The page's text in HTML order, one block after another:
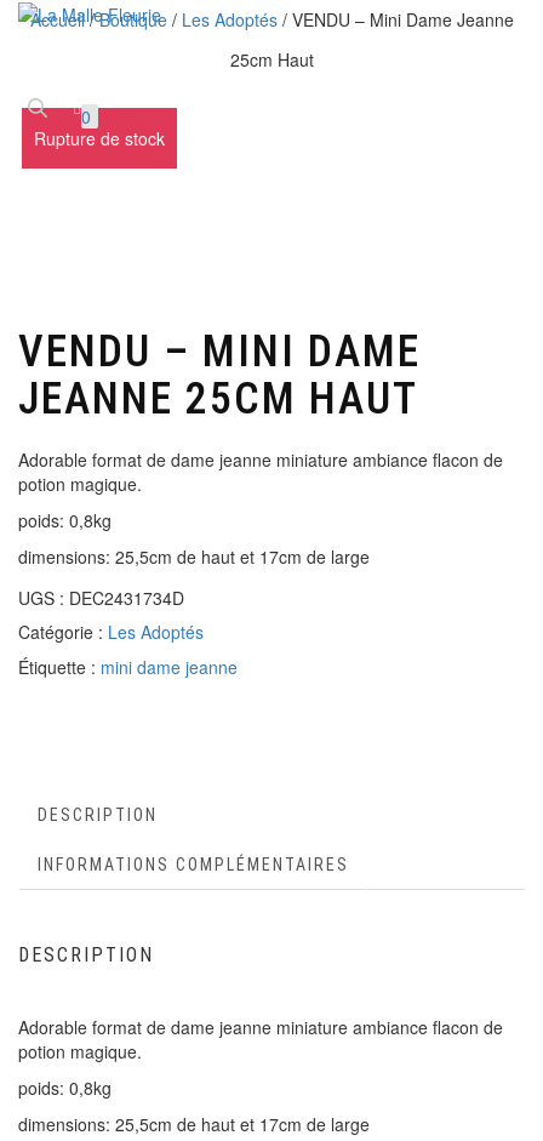
0
Accueil/Boutique/ Les Adoptés/ VENDU – Mini Dame Jeanne
25cm Haut
Rupture de stock
VENDU – MINI DAME
JEANNE 25CM HAUT
Adorable format de dame jeanne miniature ambiance flacon de
potion magique.
poids: 0,8kg
dimensions: 25,5cm de haut et 17cm de large
UGS : DEC2431734D
Catégorie : Les Adoptés
Étiquette : mini dame jeanne
DESCRIPTION
INFORMATIONS COMPLÉMENTAIRES
DESCRIPTION
Adorable format de dame jeanne miniature ambiance flacon de
potion magique.
poids: 0,8kg
dimensions: 25,5cm de haut et 17cm de large